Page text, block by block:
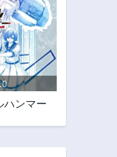
ハンマー